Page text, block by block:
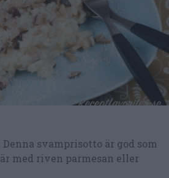
svamprisotto är god som
med riven parmesan eller